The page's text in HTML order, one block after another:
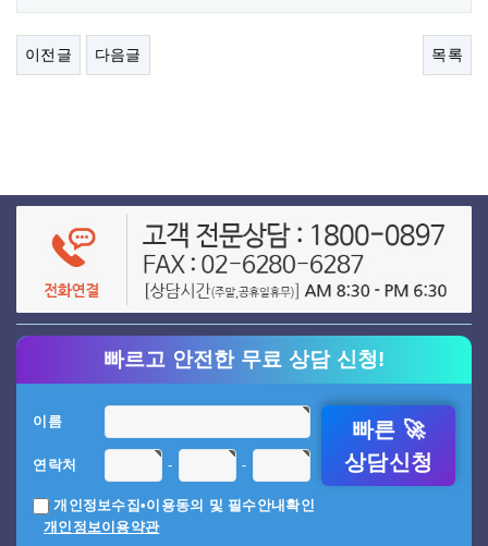
이전글 다음글 목록
빠르고 안전한 무료 상담 신청!
이름
연락처 - -
개인정보수집•이용동의 및 필수안내확인
개인정보이용약관
빠른 🚀
상담신청